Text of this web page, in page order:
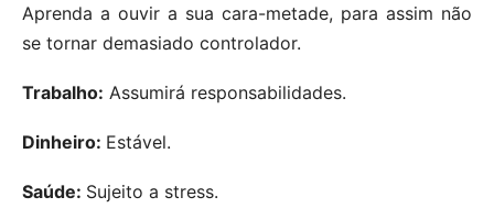
Aprenda a ouvir a sua cara-metade, para assim não
se tornar demasiado controlador.
Trabalho: Assumirá responsabilidades.
Dinheiro: Estável.
Saúde: Sujeito a stress.